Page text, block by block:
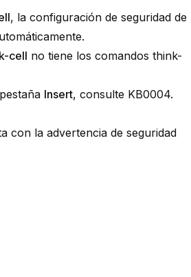
, la configuración de seguridad de
cell no tiene los comandos think-
Insert, consulte KB0004.
con la advertencia de seguridad